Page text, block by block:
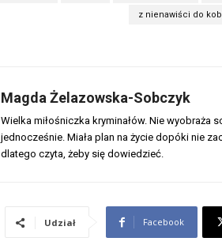
z nienawiści do
Magda Żelazowska-Sobczyk
Wielka miłośniczka kryminałów. Nie wyobraża
jednocześnie. Miała plan na życie dopóki nie
dlatego czyta, żeby się dowiedzieć.
Udział Facebook